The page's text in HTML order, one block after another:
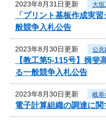
2023年8月31日更新 大
「プリント基板作成実
般競争入札公告
2023年8月30日更新 公共
【教工第5-115号】揖斐
る一般競争入札公告
2023年8月30日更新 岐阜
電子計算組織の調達に